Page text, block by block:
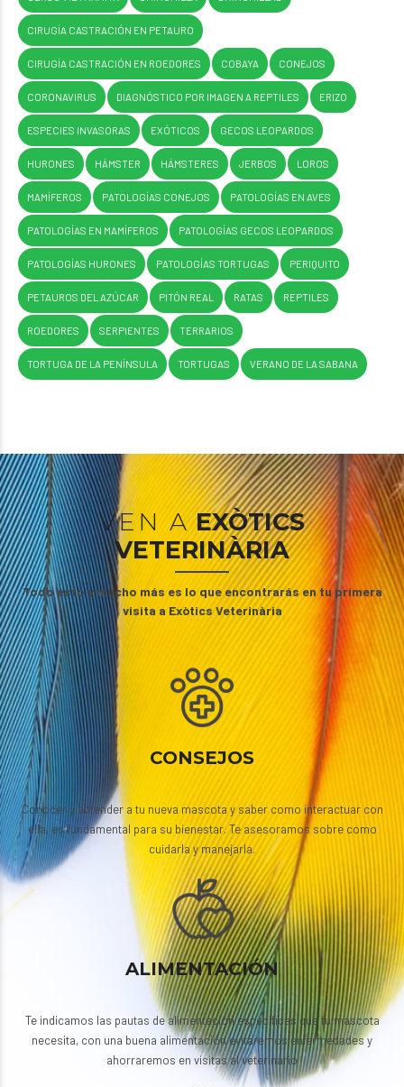
CIRUGÍA CASTRACIÓN EN PETAURO
CIRUGÍA CASTRACIÓN EN ROEDORES COBAYA CONEJOS
CORONAVIRUS DIAGNÓSTICO POR IMAGEN A REPTILES ERIZO
ESPECIES INVASORAS EXÓTICOS GECOS LEOPARDOS
HURONES HÁMSTER HÁMSTERES JERBOS LOROS
MAMÍFEROS PATOLOGÍAS CONEJOS PATOLOGÍAS EN AVES
PATOLOGÍAS EN MAMÍFEROS PATOLOGÍAS GECOS LEOPARDOS
PATOLOGÍAS HURONES PATOLOGÍAS TORTUGAS PERIQUITO
PETAUROS DEL AZÚCAR PITÓN REAL RATAS REPTILES
ROEDORES SERPIENTES TERRARIOS
TORTUGA DE LA PENÍNSULA TORTUGAS VERANO DE LA SABANA
VEN AEXÒTICS
VETERINÀRIA
Todo esto y mucho más es lo que encontrarás en tu primera
visita a Exòtics Veterinària
CONSEJOS
Conocer y entender a tu nueva mascota y saber como interactuar con
ella, es fundamental para su bienestar. Te asesoramos sobre como
cuidarla y manejarla.
ALIMENTACIÓN
Te indicamos las pautas de alimentación específicas que tu mascota
necesita, con una buena alimentación evitaremos enfermedades y
ahorraremos en visitas al veterinario